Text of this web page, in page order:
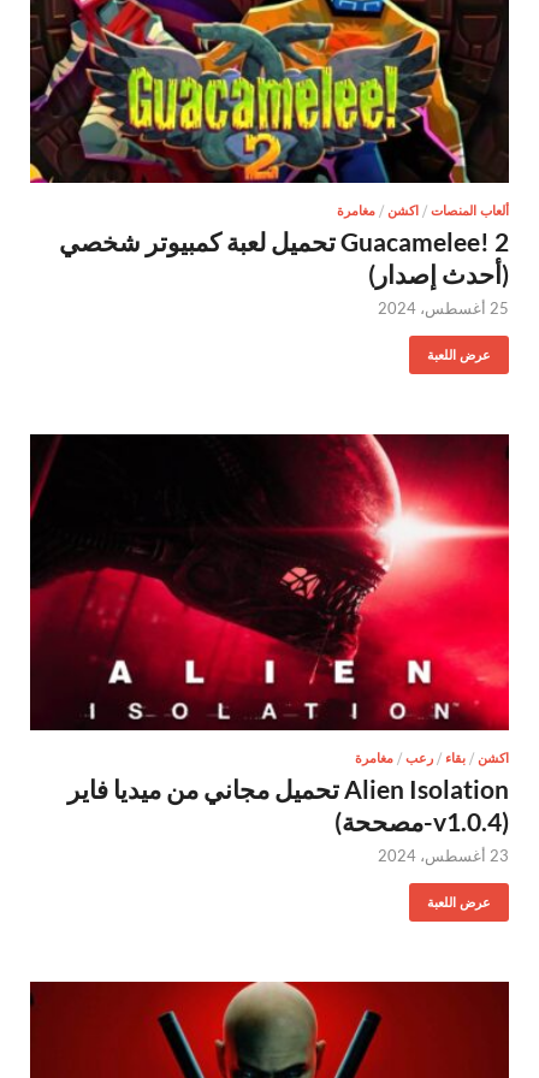
ألعاب المنصات / اكشن / مغامرة
Guacamelee! 2 تحميل لعبة كمبيوتر شخصي
(أحدث إصدار)
25 أغسطس، 2024
عرض اللعبة
اكشن / بقاء / رعب / مغامرة
Alien Isolation تحميل مجاني من ميديا فاير
(v1.0.4-مصححة)
23 أغسطس، 2024
عرض اللعبة